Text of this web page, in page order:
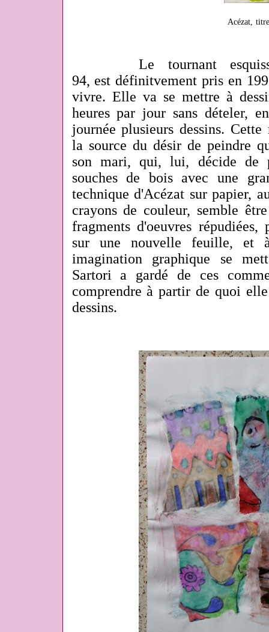
Acézat,
Le tournant
94, est définitvement pris en
vivre. Elle va se mettre à
heures par jour sans dételer,
journée plusieurs dessins.
la source du désir de peindre
son mari, qui, lui, décide de
souches de bois avec une
technique d'Acézat sur papier,
crayons de couleur, semble
fragments d'oeuvres répudiées,
sur une nouvelle feuille, et
imagination graphique se
Sartori a gardé de ces
comprendre à partir de quoi
dessins.